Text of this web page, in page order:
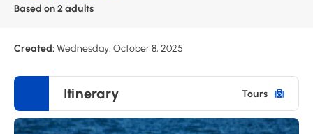
Based on 2 adults
Created:Wednesday, October 8, 2025
Itinerary Tours